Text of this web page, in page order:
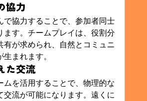
協力
で協力することで、参加者同士
ます。チームプレイは、役割分
有が求められ、自然とコミュニ
まれます。
た交流
ムを活用することで、物理的な
交流が可能になります。遠くに